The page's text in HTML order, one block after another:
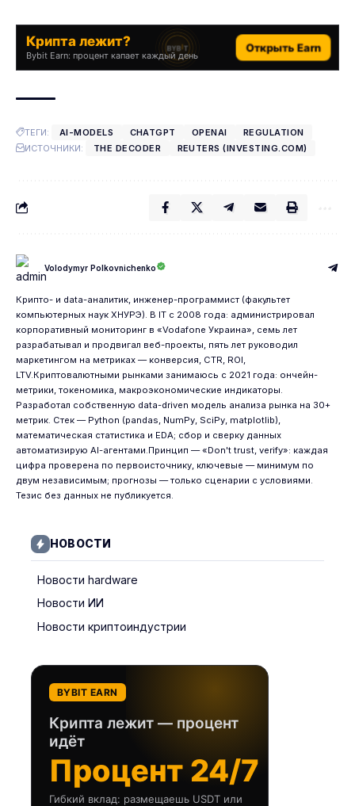
Крипта лежит?
Bybit Earn: процент капает каждый день
Открыть Earn
ТЕГИ: AI-MODELS CHATGPT OPENAI
REGULATION
ИСТОЧНИКИ:
THE DECODER REUTERS (INVESTING.COM)
Volodymyr Polkovnichenko
Крипто- и data-аналитик, инженер-программист (факультет
компьютерных наук ХНУРЭ). В IT с 2008 года: администрировал
корпоративный мониторинг в «Vodafone Украина», семь лет
разрабатывал и продвигал веб-проекты, пять лет руководил
маркетингом на метриках — конверсия, CTR, ROI,
LTV.Криптовалютными рынками занимаюсь с 2021 года: ончейн-
метрики, токеномика, макроэкономические индикаторы.
Разработал собственную data-driven модель анализа рынка на 30+
метрик. Стек — Python (pandas, NumPy, SciPy, matplotlib),
математическая статистика и EDA; сбор и сверку данных
автоматизирую AI-агентами.Принцип — «Don't trust, verify»: каждая
цифра проверена по первоисточнику, ключевые — минимум по
двум независимым; прогнозы — только сценарии с условиями.
Тезис без данных не публикуется.
НОВОСТИ
Новости hardware
Новости ИИ
Новости криптоиндустрии
BYBIT EARN
Крипта лежит — процент
идёт
Процент 24/7
Гибкий вклад: размещаешь USDT или